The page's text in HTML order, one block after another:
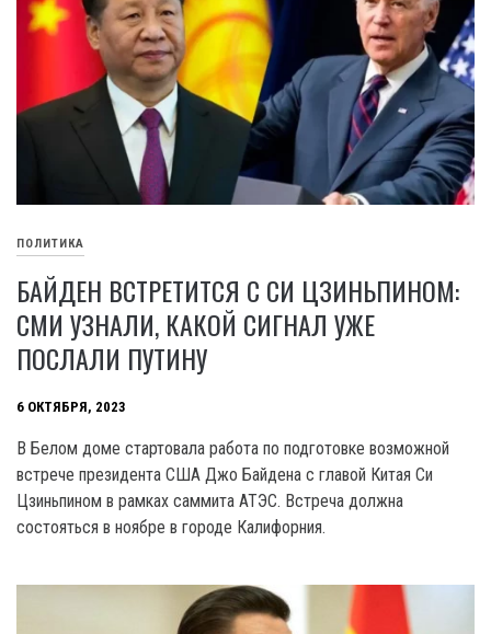
ПОЛИТИКА
БАЙДЕН ВСТРЕТИТСЯ С СИ ЦЗИНЬПИНОМ:
СМИ УЗНАЛИ, КАКОЙ СИГНАЛ УЖЕ
ПОСЛАЛИ ПУТИНУ
6 ОКТЯБРЯ, 2023
B Белом доме стартовала работа по подготовке возможной
встрече президента США Джо Байдена c главой Китая Си
Цзиньпином в рамках саммита АТЭС. Встреча должна
состояться в ноябре в городе Калифорния.